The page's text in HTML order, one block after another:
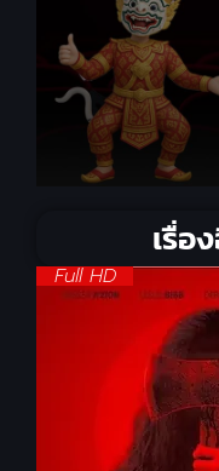
เรื่อ
Full HD